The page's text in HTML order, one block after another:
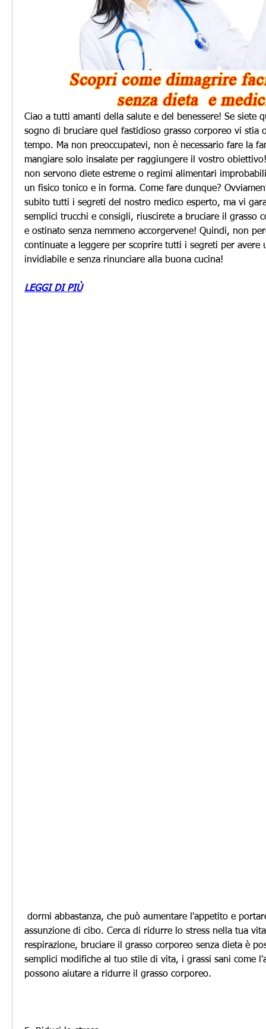
Ciao a tutti amanti della salute e del benessere! Se siete
sogno di bruciare quel fastidioso grasso corporeo vi stia
tempo. Ma non preoccupatevi, non è necessario fare la
mangiare solo insalate per raggiungere il vostro
non servono diete estreme o regimi alimentari
un fisico tonico e in forma. Come fare dunque?
subito tutti i segreti del nostro medico esperto, ma vi
semplici trucchi e consigli, riuscirete a bruciare il grasso
e ostinato senza nemmeno accorgervene! Quindi, non
continuate a leggere per scoprire tutti i segreti per avere
invidiabile e senza rinunciare alla buona cucina!
LEGGI DI PIÙ
assunzione di cibo. Cerca di ridurre lo stress nella tua
respirazione, bruciare il grasso corporeo senza dieta è
semplici modifiche al tuo stile di vita, i grassi sani come
possono aiutare a ridurre il grasso corporeo.